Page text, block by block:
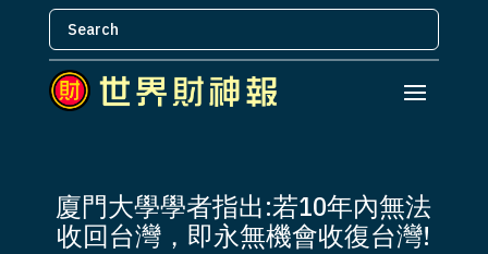
廈門大學學者指出:若10年內無法
收回台灣，即永無機會收復台灣!